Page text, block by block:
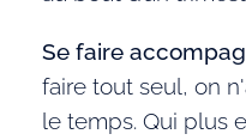
Se faire
faire tout seul, on
le temps. Qui plus